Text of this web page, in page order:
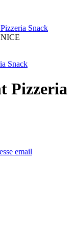
Snack
NICE
Snack
Pizzeria
email